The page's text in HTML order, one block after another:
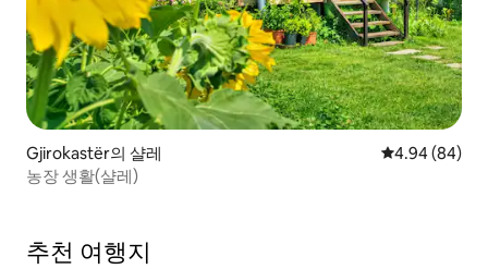
Gjirokastër의 샬레 평점 4.94점(5
4.94 (84)
농장 생활(샬레)
추천 여행지